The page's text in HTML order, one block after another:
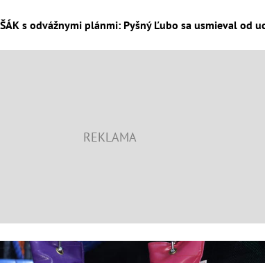
s odvážnymi plánmi: Pyšný Ľubo sa usmieval od